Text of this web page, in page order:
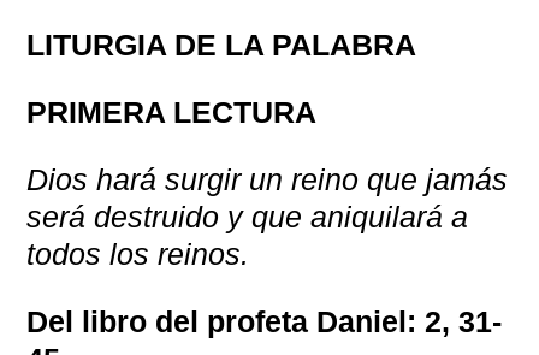
LITURGIA DE LA PALABRA
PRIMERA LECTURA
Dios hará surgir un reino que jamás
será destruido y que aniquilará a
todos los reinos.
Del libro del profeta Daniel: 2, 31-